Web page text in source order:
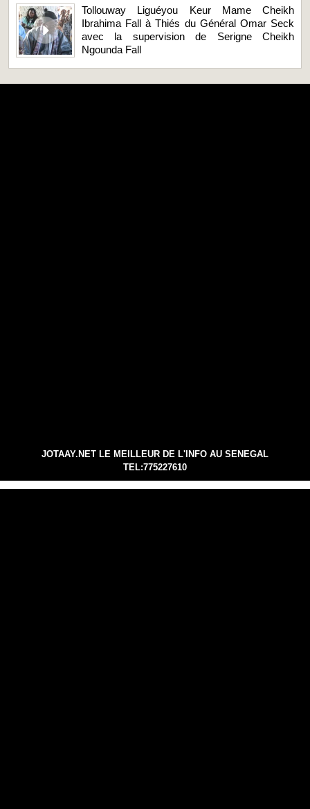
Tollouway Liguéyou Keur Mame Cheikh
Ibrahima Fall à Thiés du Général Omar Seck
avec la supervision de Serigne Cheikh
Ngounda Fall
JOTAAY.NET LE MEILLEUR DE L'INFO AU SENEGAL
TEL:775227610